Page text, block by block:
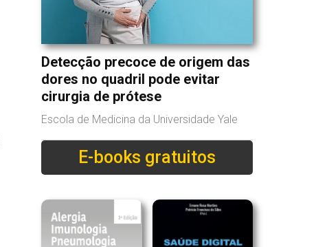
Detecção precoce de origem das
dores no quadril pode evitar
cirurgia de prótese
Escola de Medicina da Universidade Yale
E-books gratuitos